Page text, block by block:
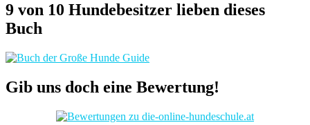
9 von 10 Hundebesitzer lieben dieses
Buch
Gib uns doch eine Bewertung!